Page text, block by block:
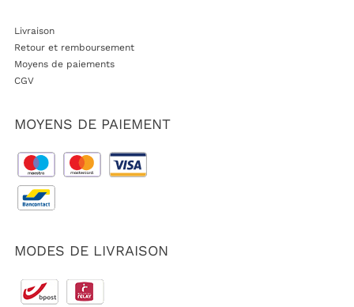
Livraison
Retour et remboursement
Moyens de paiements
CGV
MOYENS DE PAIEMENT
MODES DE LIVRAISON